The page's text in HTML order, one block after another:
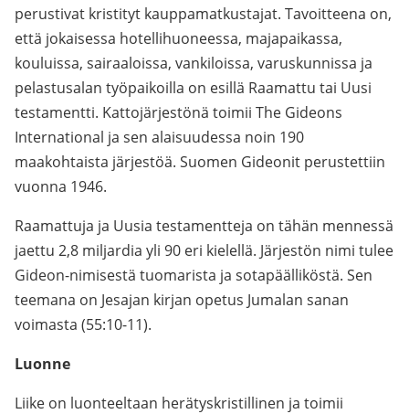
perustivat kristityt kauppamatkustajat. Tavoitteena on,
että jokaisessa hotellihuoneessa, majapaikassa,
kouluissa, sairaaloissa, vankiloissa, varuskunnissa ja
pelastusalan työpaikoilla on esillä Raamattu tai Uusi
testamentti. Kattojärjestönä toimii The Gideons
International ja sen alaisuudessa noin 190
maakohtaista järjestöä. Suomen Gideonit perustettiin
vuonna 1946.
Raamattuja ja Uusia testamentteja on tähän mennessä
jaettu 2,8 miljardia yli 90 eri kielellä. Järjestön nimi tulee
Gideon-nimisestä tuomarista ja sotapäälliköstä. Sen
teemana on Jesajan kirjan opetus Jumalan sanan
voimasta (55:10-11).
Luonne
Liike on luonteeltaan herätyskristillinen ja toimii